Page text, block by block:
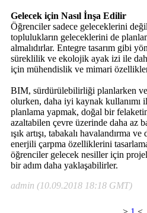
Gelecek için Nasıl İnşa Edilir
Öğrenciler sadece geleceklerini
toplulukların geleceklerini de
almalıdırlar. Entegre tasarım gibi
süreklilik ve ekolojik ayak izi ile
için mühendislik ve mimari
BIM, sürdürülebilirliği planlarken ve
olurken, daha iyi kaynak kullanımı
planlama yapmak, doğal bir felaketin
azaltabilen çevre üzerinde daha az
ışık artışı, tabakalı havalandırma ve
enerjili çarpma özelliklerini
öğrenciler gelecek nesiller için
bir adım daha yaklaşabilirler.
admin (10.09.2018 18:18 GMT)